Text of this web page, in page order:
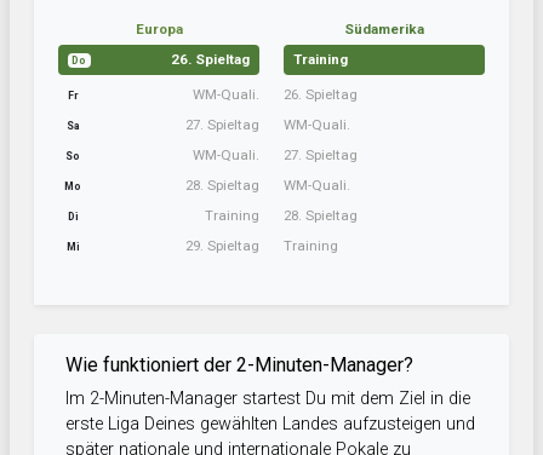
Europa
Do 26. Spieltag
Fr WM-Quali.
Sa 27. Spieltag
So WM-Quali.
Mo 28. Spieltag
Di Training
Mi 29. Spieltag
Südamerika
Training
26. Spieltag
WM-Quali.
27. Spieltag
WM-Quali.
28. Spieltag
Training
Wie funktioniert der 2-Minuten-Manager?
Im 2-Minuten-Manager startest Du mit dem Ziel in die
erste Liga Deines gewählten Landes aufzusteigen und
später nationale und internationale Pokale zu